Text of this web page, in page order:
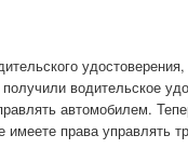
водительское
автомобилем.
имеете права управлять